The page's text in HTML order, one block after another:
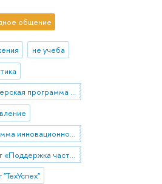
общение
не учеба
магистерская программа "Управление исследованиями, разработками и инновациями в компании"
программа инновационного развития
Проект «Поддержка частных высокотехнологических компаний-лидеров»
"ТехУспех"